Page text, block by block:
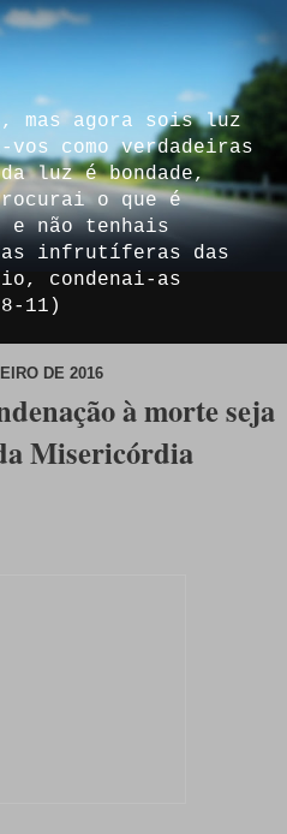
mas agora sois luz
como verdadeiras
luz é bondade,
o que é
e não tenhais
infrutíferas das
condenai-as
11)
DE 2016
à morte seja
Misericórdia